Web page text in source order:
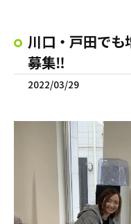
川口・戸田で
募集‼️
2022/03/29